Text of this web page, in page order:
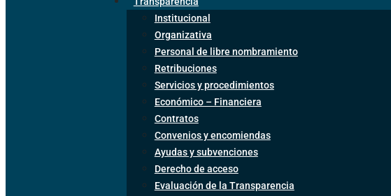
Institucional
Organizativa
Personal de libre nombramiento
Retribuciones
Servicios y procedimientos
Económico – Financiera
Contratos
Convenios y encomiendas
Ayudas y subvenciones
Derecho de acceso
Evaluación de la Transparencia